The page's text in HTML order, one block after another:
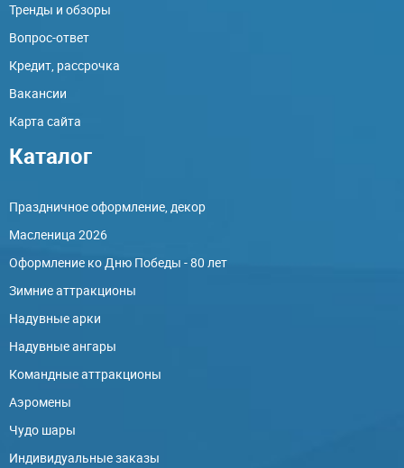
Тренды и обзоры
Вопрос-ответ
Кредит, рассрочка
Вакансии
Карта сайта
Каталог
Праздничное оформление, декор
Масленица 2026
Оформление ко Дню Победы - 80 лет
Зимние аттракционы
Надувные арки
Надувные ангары
Командные аттракционы
Аэромены
Чудо шары
Индивидуальные заказы